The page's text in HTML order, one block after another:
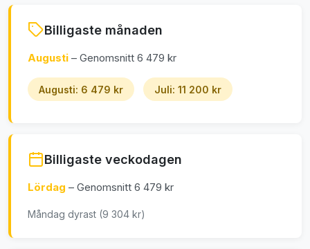
Billigaste månaden
Augusti – Genomsnitt 6 479 kr
Augusti: 6 479 kr Juli: 11 200 kr
Billigaste veckodagen
Lördag – Genomsnitt 6 479 kr
Måndag dyrast (9 304 kr)